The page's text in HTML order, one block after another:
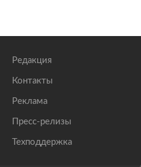
Редакция
Контакты
Реклама
Пресс-релизы
Техподдержка